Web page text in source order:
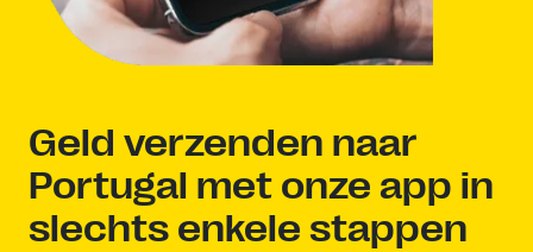
Geld verzenden naar
Portugal met onze app in
slechts enkele stappen